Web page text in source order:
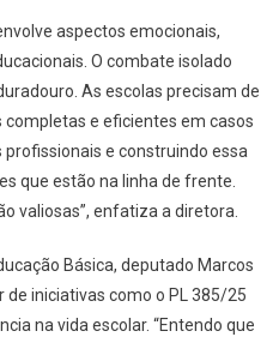
aspectos emocionais,
O combate isolado
As escolas precisam de
e eficientes em casos
e construindo essa
que estão na linha de frente.
valiosas”, enfatiza a diretora.
Básica, deputado Marcos
de iniciativas como o PL 385/25
na vida escolar. “Entendo que